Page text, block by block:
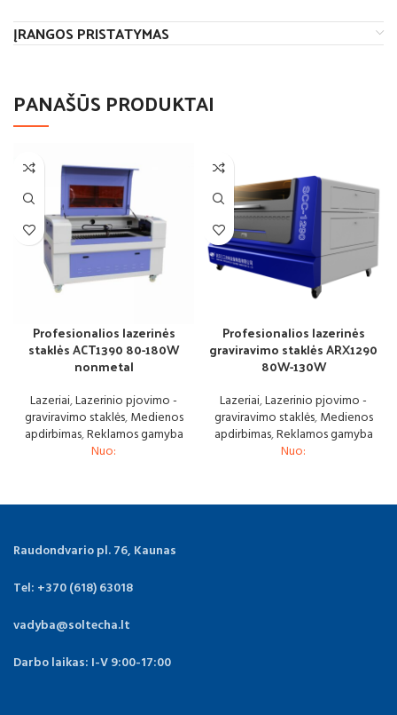
ĮRANGOS PRISTATYMAS
PANAŠŪS PRODUKTAI
Profesionalios lazerinės
staklės ACT1390 80-180W
nonmetal
Lazeriai,Lazerinio pjovimo -
graviravimo staklės,Medienos
apdirbimas,Reklamos gamyba
Nuo:
Profesionalios lazerinės
graviravimo staklės ARX1290
80W-130W
Lazeriai,Lazerinio pjovimo -
graviravimo staklės,Medienos
apdirbimas,Reklamos gamyba
Nuo:
Raudondvario pl. 76, Kaunas
Tel: +370 (618) 63018
vadyba@soltecha.lt
Darbo laikas: I-V 9:00-17:00